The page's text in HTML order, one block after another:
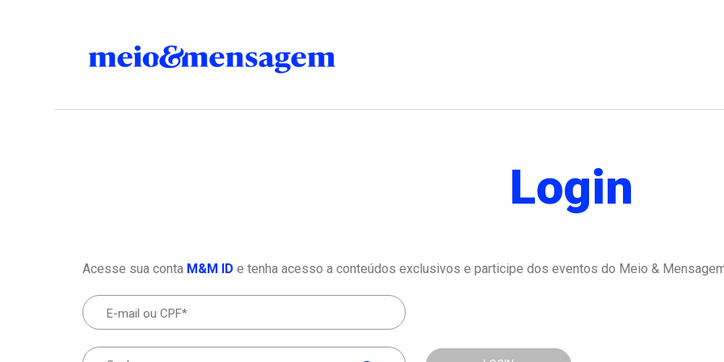
Login
Acesse sua conta M&M ID e tenha acesso a conteúdos exclusivos e participe dos eventos do Meio &